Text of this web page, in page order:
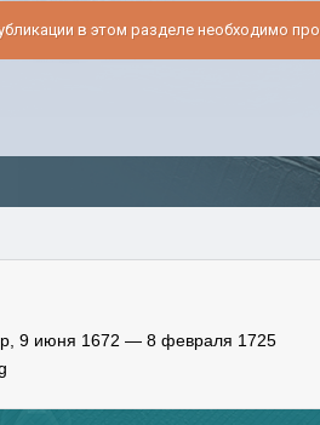
в этом разделе необходимо
9 июня 1672 — 8 февраля 1725